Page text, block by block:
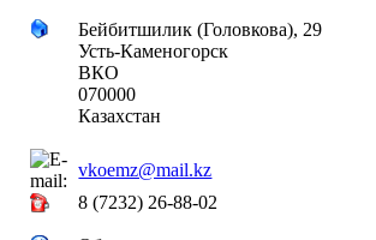
Бейбитшилик (Головкова), 29
Усть-Каменогорск
ВКО
070000
Казахстан
vkoemz@mail.kz
8 (7232) 26-88-02